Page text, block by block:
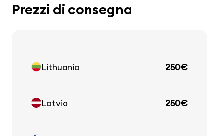
Prezzi di consegna
Lithuania 250€
Latvia 250€